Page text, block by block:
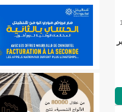
مطار نواكشوط (نص البيان)/إينشيري